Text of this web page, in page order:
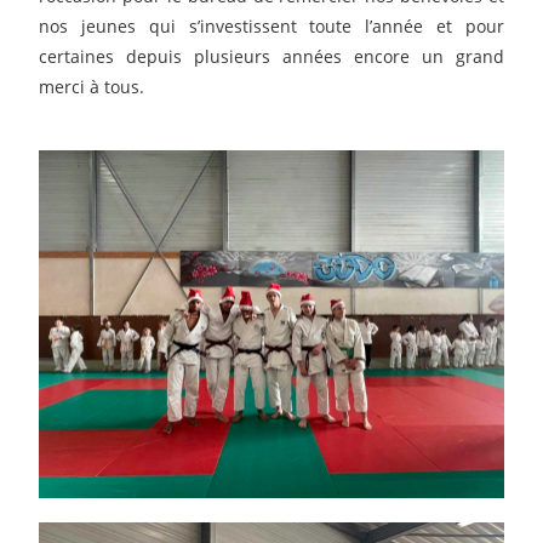
nos jeunes qui s’investissent toute l’année et pour
certaines depuis plusieurs années encore un grand
merci à tous.